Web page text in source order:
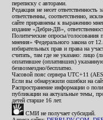
переписку с авторами.
Редакция не несет
ответственны, соответственно,
сайте приравнены к выражению
издание «Дебри-ДВ»,
Политические опросы/голосования
мнения» Федерального закона от
избирательных прав и права на
считать, там где не указано: лицо
оплатившее (оплативших)
безвозмездно/бесплатно.
Часовой пояс сервера UTC+11
Если вы обнаружили ошибки на
Распространение информации о
публикации на актуальные темы,
детей старше 16 лет.
СМИ не получает субсидий.